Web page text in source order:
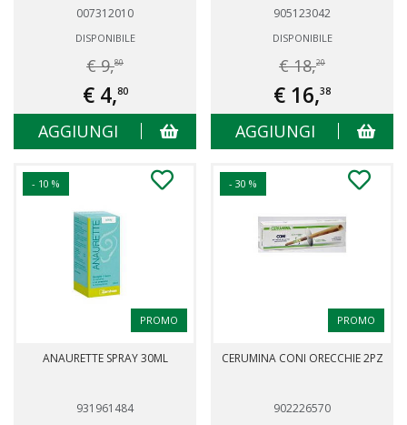
007312010
DISPONIBILE
€ 9,80
€ 4,80
AGGIUNGI
905123042
DISPONIBILE
€ 18,20
€ 16,38
AGGIUNGI
- 10 %
PROMO
ANAURETTE SPRAY 30ML
931961484
- 30 %
PROMO
CERUMINA CONI ORECCHIE 2PZ
902226570